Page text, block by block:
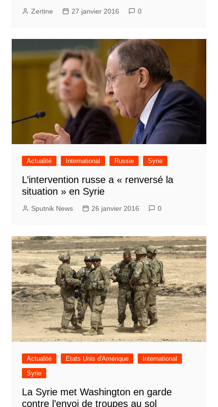
Zertine 27 janvier 2016 0
Actualité International Russie Syrie
L’intervention russe a « renversé la
situation » en Syrie
Sputnik News 26 janvier 2016 0
Actualité Etats Unis d'Amérique
International
Syrie
La Syrie met Washington en garde
contre l’envoi de troupes au sol